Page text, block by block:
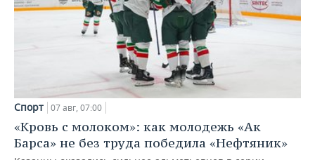
Спорт 07 авг, 07:00
«Кровь с молоком»: как молодежь «Ак
Барса» не без труда победила «Нефтяник»